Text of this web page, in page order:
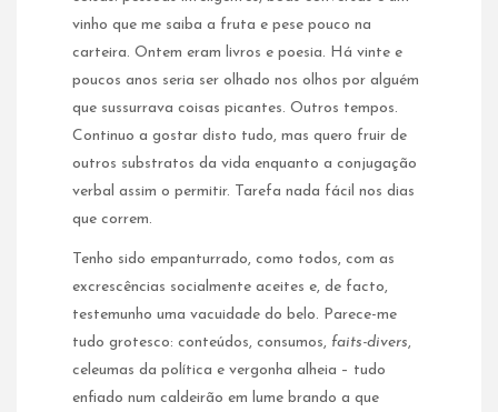
vinho que me saiba a fruta e pese pouco na
carteira. Ontem eram livros e poesia. Há vinte e
poucos anos seria ser olhado nos olhos por alguém
que sussurrava coisas picantes. Outros tempos.
Continuo a gostar disto tudo, mas quero fruir de
outros substratos da vida enquanto a conjugação
verbal assim o permitir. Tarefa nada fácil nos dias
que correm.
Tenho sido empanturrado, como todos, com as
excrescências socialmente aceites e, de facto,
testemunho uma vacuidade do belo. Parece-me
tudo grotesco: conteúdos, consumos, faits-divers,
celeumas da política e vergonha alheia – tudo
enfiado num caldeirão em lume brando a que